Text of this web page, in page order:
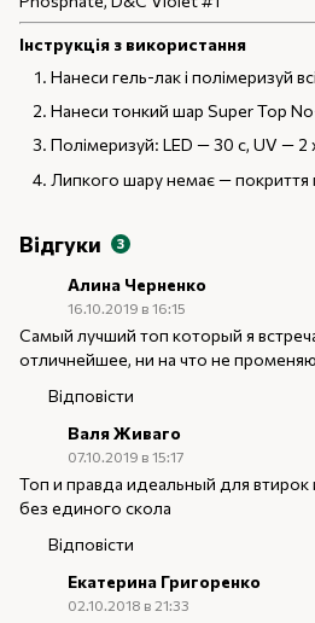
Інструкція з використання
Нанеси гель-лак і полімеризуй
Нанеси тонкий шар Super Top
Полімеризуй: LED — 30 с, UV — 2
Липкого шару немає — покриття
Відгуки 3
Алина Черненко
16.10.2019 в 16:15
Самый лучший топ который я
отличнейшее, ни на что не променяю
Відповісти
Валя Живаго
07.10.2019 в 15:17
Топ и правда идеальный для втирок
без единого скола
Відповісти
Екатерина Григоренко
02.10.2018 в 21:33